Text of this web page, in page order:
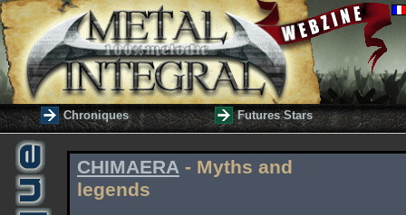
Chroniques Futures Stars
CHIMAERA - Myths and
legends